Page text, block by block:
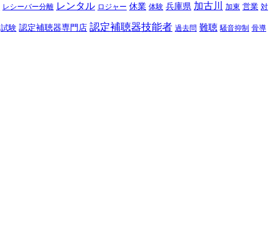
レシーバー分離 レンタル ロジャー 休業 体験 兵庫県 加古川 加東 営業 対
試験 認定補聴器専門店 認定補聴器技能者 過去問 難聴 騒音抑制 骨導